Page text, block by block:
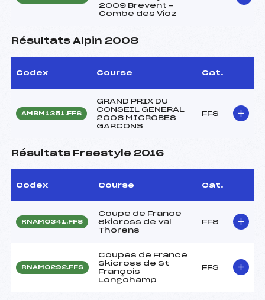
2009 Brevent –
Combe des Vioz
Résultats Alpin 2008
Codex Course Cat.
AMBM1351.FFS
GRAND PRIX DU
CONSEIL GENERAL
2008 MICROBES
GARCONS
FFS
Résultats Freestyle 2016
Codex Course Cat.
RNAM0341.FFS
Coupe de France
Skicross de Val
Thorens
FFS
RNAM0292.FFS
Coupes de France
Skicross de St
François
Longchamp
FFS